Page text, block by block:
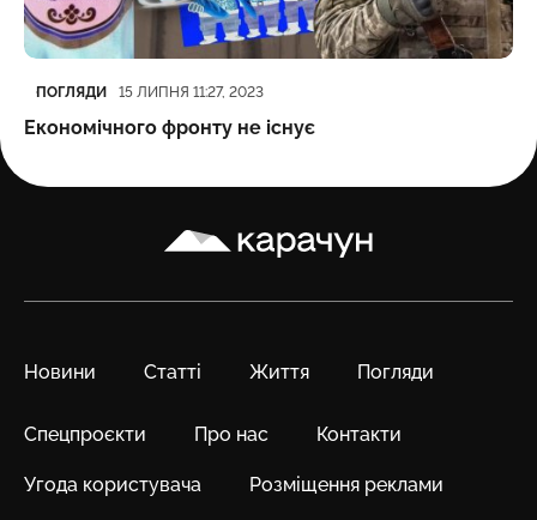
Категорія
ПОГЛЯДИ
Дата публікації15 ЛИПНЯ 11:27, 2023
Економічного фронту не існує
Карачун
Новини Статті Життя Погляди
Спецпроєкти Про нас Контакти
Угода користувача Розміщення реклами